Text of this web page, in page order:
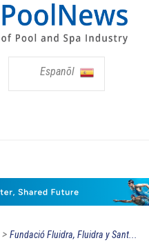
Espanõl
> Fundació Fluidra, Fluidra y Sant...